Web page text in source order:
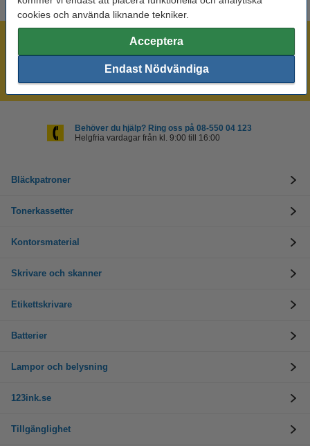
cookies och använda liknande tekniker.
Acceptera
Endast Nödvändiga
Alltid låga priser!
Behöver du hjälp? Ring oss på 08-550 04 123
Helgfria vardagar från kl. 9:00 till 16:00
Bläckpatroner
Tonerkassetter
Kontorsmaterial
Skrivare och skanner
Etikettskrivare
Batterier
Lampor och belysning
123ink.se
Tillgänglighet